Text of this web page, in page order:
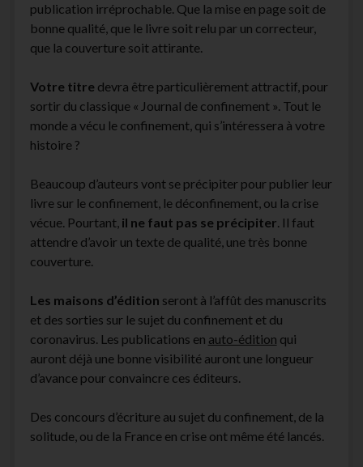
publication irréprochable. Que la mise en page soit de
bonne qualité, que le livre soit relu par un correcteur,
que la couverture soit attirante.
Votre titre devra être particulièrement attractif, pour
sortir du classique « Journal de confinement ». Tout le
monde a vécu le confinement, qui s’intéressera à votre
histoire ?
Beaucoup d’auteurs vont se précipiter pour publier leur
livre sur le confinement, le déconfinement, ou la crise
vécue. Pourtant, il ne faut pas se précipiter. Il faut
attendre d’avoir un texte de qualité, une très bonne
couverture.
Les maisons d’édition seront à l’affût des manuscrits
et des sorties sur le sujet du confinement et du
coronavirus. Les publications en auto-édition qui
auront déjà une bonne visibilité auront une longueur
d’avance pour convaincre ces éditeurs.
Des concours d’écriture au sujet du confinement, de la
solitude, ou de la France en crise ont même été lancés.